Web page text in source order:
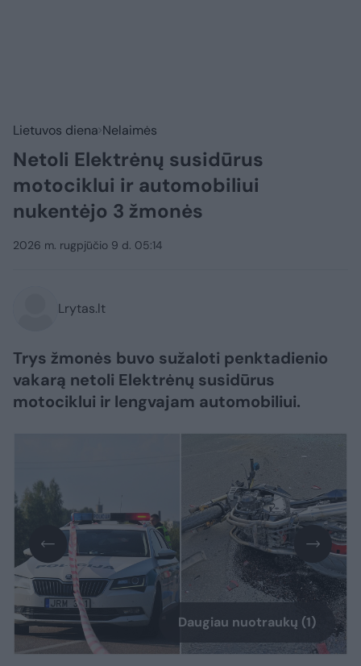
Lietuvos diena Nelaimės
Netoli Elektrėnų susidūrus
motociklui ir automobiliui
nukentėjo 3 žmonės
2026 m. rugpjūčio 9 d. 05:14
Lrytas.lt
Trys žmonės buvo sužaloti penktadienio
vakarą netoli Elektrėnų susidūrus
motociklui ir lengvajam automobiliui.
Daugiau nuotraukų (1)